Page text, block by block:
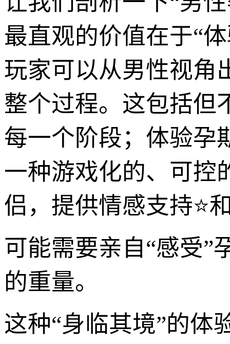
最直观的价值在于“
玩家可以从男性视角
整个过程。这包括但
每一个阶段；体验孕
一种游戏化的、可控
侣，提供情感支持⭐
可能需要亲自“感受”
的重量。
这种“身临其境”的体